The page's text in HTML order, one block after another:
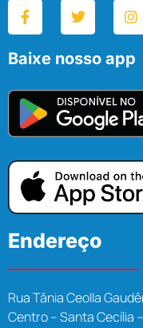
Baixe nosso app
Endereço
Rua Tânia Ceolla
Centro – Santa Cecília